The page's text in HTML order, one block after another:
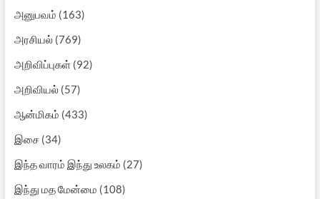
அனுபவம் (163)
அரசியல்(769)
அறிவிப்புகள்(92)
அறிவியல்(57)
ஆன்மிகம் (433)
இசை(34)
இந்த வாரம் இந்து உலகம் (27)
இந்து மத மேன்மை (108)